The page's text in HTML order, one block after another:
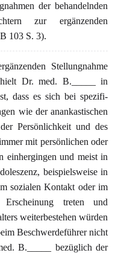
der behandelnden
zur ergänzenden
103 S. 3).
Stellungnahme
Dr. med. B._____ in
dass es sich bei spezifi-
wie der anankastischen
Persönlichkeit und des
mit persönlichen oder
einhergingen und meist in
beispielsweise in
sozialen Kontakt oder im
Erscheinung treten und
weiterbestehen würden
Beschwerdeführer nicht
B._____ bezüglich der